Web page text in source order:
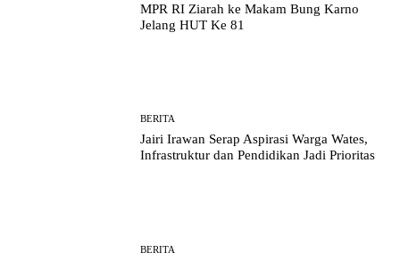
MPR RI Ziarah ke Makam Bung Karno
Jelang HUT Ke 81
BERITA
Jairi Irawan Serap Aspirasi Warga Wates,
Infrastruktur dan Pendidikan Jadi Prioritas
BERITA